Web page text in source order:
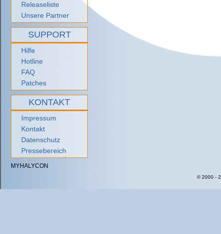
Releaseliste
Unsere Partner
SUPPORT
Hilfe
Hotline
FAQ
Patches
KONTAKT
Impressum
Kontakt
Datenschutz
Pressebereich
MYHALYCON
© 2000 -